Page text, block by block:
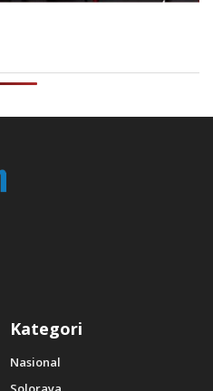
Kategori
Nasional